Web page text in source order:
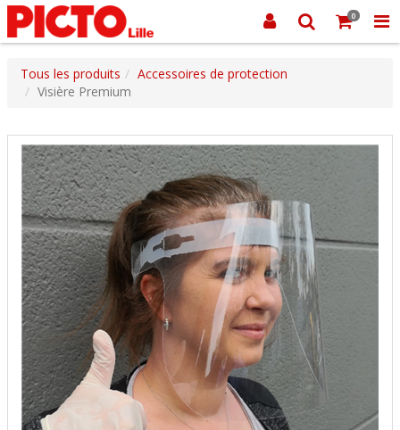
0
Tous les produits
Accessoires de protection
Visière Premium